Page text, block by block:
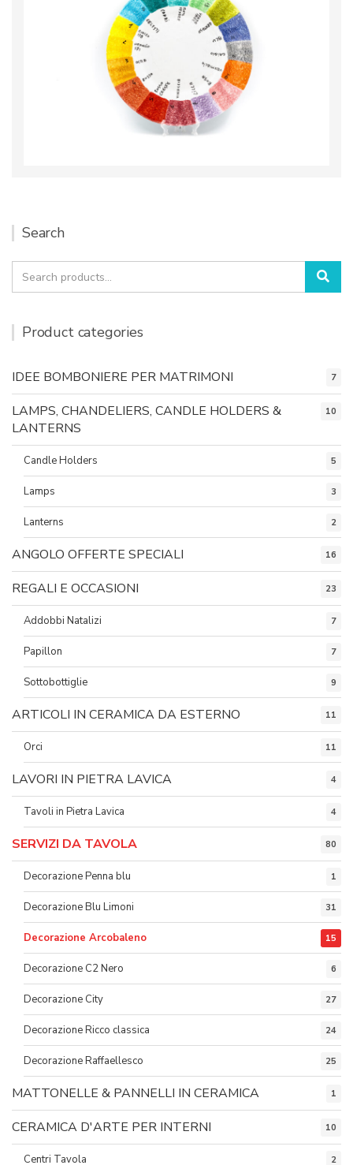
Search
Search
for:
Product categories
IDEE BOMBONIERE PER MATRIMONI 7
LAMPS, CHANDELIERS, CANDLE HOLDERS &
LANTERNS
10
Candle Holders 5
Lamps 3
Lanterns 2
ANGOLO OFFERTE SPECIALI 16
REGALI E OCCASIONI 23
Addobbi Natalizi 7
Papillon 7
Sottobottiglie 9
ARTICOLI IN CERAMICA DA ESTERNO 11
Orci 11
LAVORI IN PIETRA LAVICA 4
Tavoli in Pietra Lavica 4
SERVIZI DA TAVOLA 80
Decorazione Penna blu 1
Decorazione Blu Limoni 31
Decorazione Arcobaleno 15
Decorazione C2 Nero 6
Decorazione City 27
Decorazione Ricco classica 24
Decorazione Raffaellesco 25
MATTONELLE & PANNELLI IN CERAMICA 1
CERAMICA D'ARTE PER INTERNI 10
Centri Tavola 2